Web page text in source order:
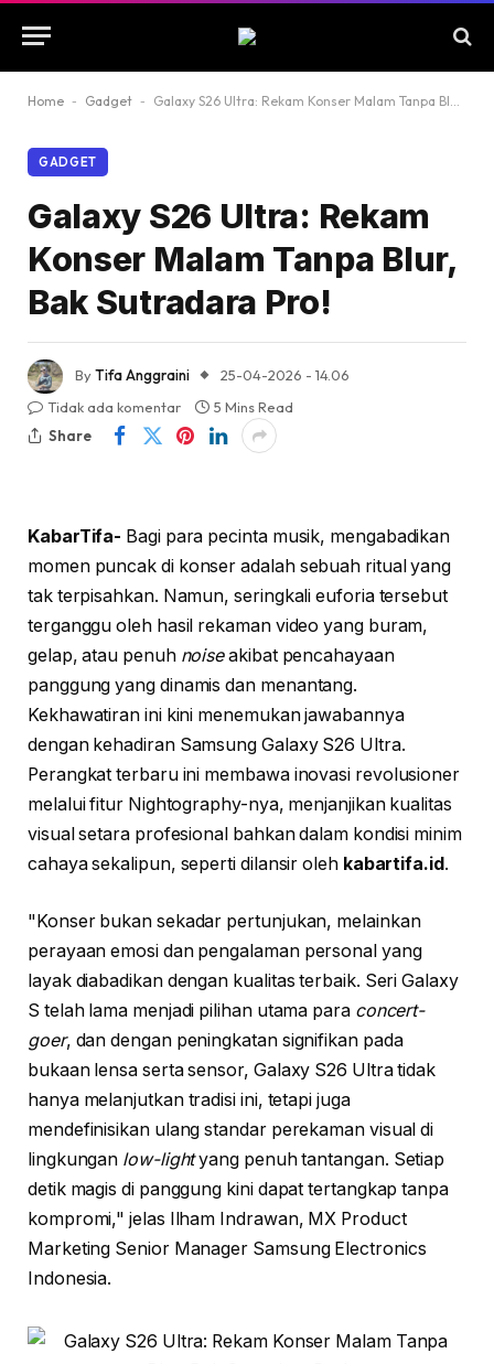
Home - Gadget - Galaxy S26 Ultra: Rekam Konser Malam Tanpa Blur, Bak Sutradara Pro!
GADGET
Galaxy S26 Ultra: Rekam
Konser Malam Tanpa Blur,
Bak Sutradara Pro!
ByTifa Anggraini
25-04-2026 - 14.06
Tidak ada komentar
5 Mins Read
Share
KabarTifa- Bagi para pecinta musik, mengabadikan
momen puncak di konser adalah sebuah ritual yang
tak terpisahkan. Namun, seringkali euforia tersebut
terganggu oleh hasil rekaman video yang buram,
gelap, atau penuh noiseakibat pencahayaan
panggung yang dinamis dan menantang.
Kekhawatiran ini kini menemukan jawabannya
dengan kehadiran Samsung Galaxy S26 Ultra.
Perangkat terbaru ini membawa inovasi revolusioner
melalui fitur Nightography-nya, menjanjikan kualitas
visual setara profesional bahkan dalam kondisi minim
cahaya sekalipun, seperti dilansir oleh kabartifa.id .
"Konser bukan sekadar pertunjukan, melainkan
perayaan emosi dan pengalaman personal yang
layak diabadikan dengan kualitas terbaik. Seri Galaxy
S telah lama menjadi pilihan utama para concert-
goer, dan dengan peningkatan signifikan pada
bukaan lensa serta sensor, Galaxy S26 Ultra tidak
hanya melanjutkan tradisi ini, tetapi juga
mendefinisikan ulang standar perekaman visual di
lingkungan low-lightyang penuh tantangan. Setiap
detik magis di panggung kini dapat tertangkap tanpa
kompromi," jelas Ilham Indrawan, MX Product
Marketing Senior Manager Samsung Electronics
Indonesia.